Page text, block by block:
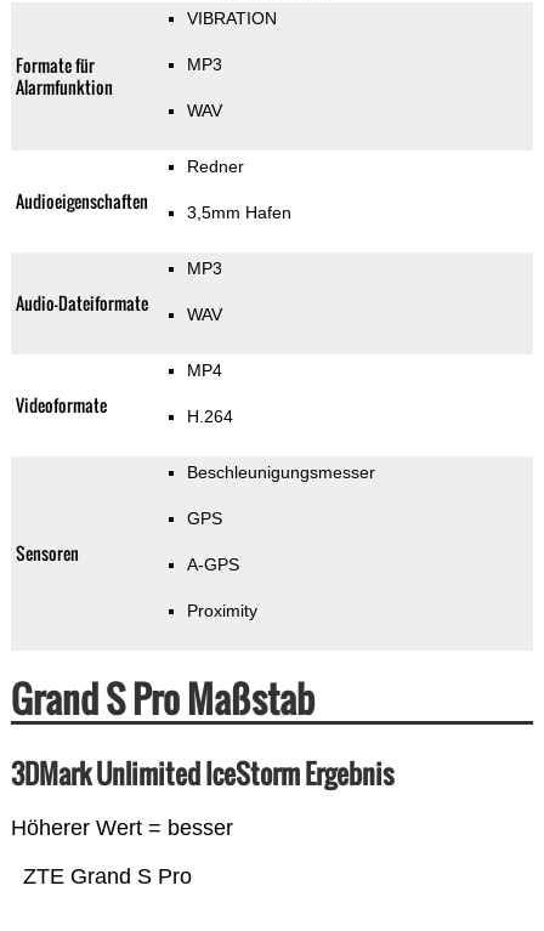
Formate für
Alarmfunktion
VIBRATION
MP3
WAV
Audioeigenschaften
Redner
3,5mm Hafen
Audio-Dateiformate
MP3
WAV
Videoformate
MP4
H.264
Sensoren
Beschleunigungsmesser
GPS
A-GPS
Proximity
Grand S Pro Maßstab
3DMark Unlimited IceStorm Ergebnis
Höherer Wert = besser
ZTE Grand S Pro